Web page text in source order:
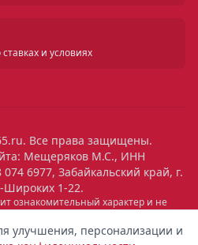
улучшения, персонализации и
и условиях
Все права защищены.
Мещеряков М.С., ИНН
6977, Забайкальский край, г.
Широких 1-22.
ознакомительный характер и не
Все условия микрозаймов уточняйте
— это обязательство, которое
обязательств влечет штрафы